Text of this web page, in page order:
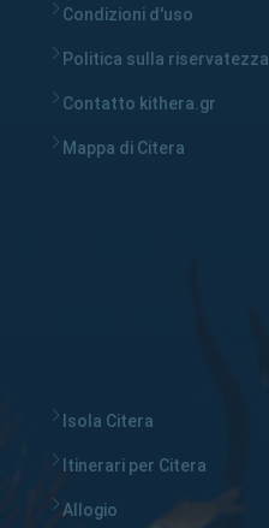
Condizioni d'uso
Politica sulla riservatezza
Contatto kithera.gr
Mappa di Citera
Isola Citera
Itinerari per Citera
Allogio